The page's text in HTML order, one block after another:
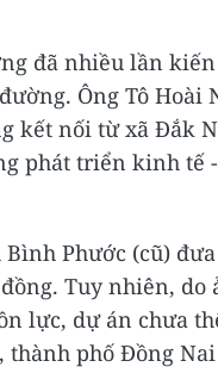
đã nhiều lần
Ông Tô Hoài
kết nối từ xã Đắk
phát triển kinh tế
Phước (cũ)
Tuy nhiên, do
lực, dự án chưa
phố Đồng